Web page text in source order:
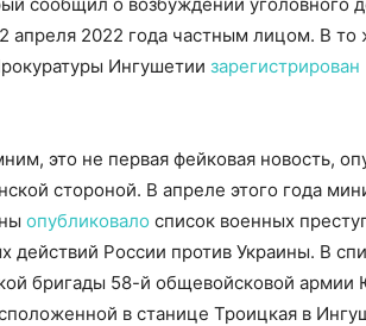
апреля 2022 года частным лицом. В
Ингушетии зарегистрирован
это не первая фейковая новость,
стороной. В апреле этого года
опубликовало список военных
действий России против Украины. В
бригады 58-й общевойсковой армии
в станице Троицкая в